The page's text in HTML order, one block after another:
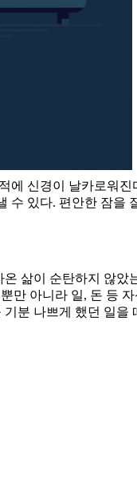
신경이 날카로워
있다. 편안한 잠을
삶이 순탄하지 않았
만 아니라 일, 돈 등
분 나쁘게 했던 일을